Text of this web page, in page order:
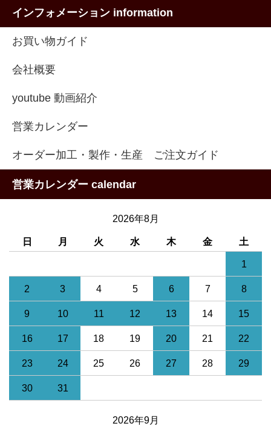
インフォメーション information
お買い物ガイド
会社概要
youtube 動画紹介
営業カレンダー
オーダー加工・製作・生産 ご注文ガイド
営業カレンダー calendar
2026年8月
日 月 火 水 木 金 土
1
2 3 4 5 6 7 8
9 10 11 12 13 14 15
16 17 18 19 20 21 22
23 24 25 26 27 28 29
30 31
2026年9月